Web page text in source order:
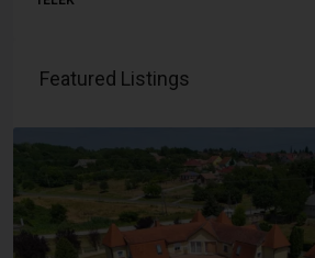
Featured Listings